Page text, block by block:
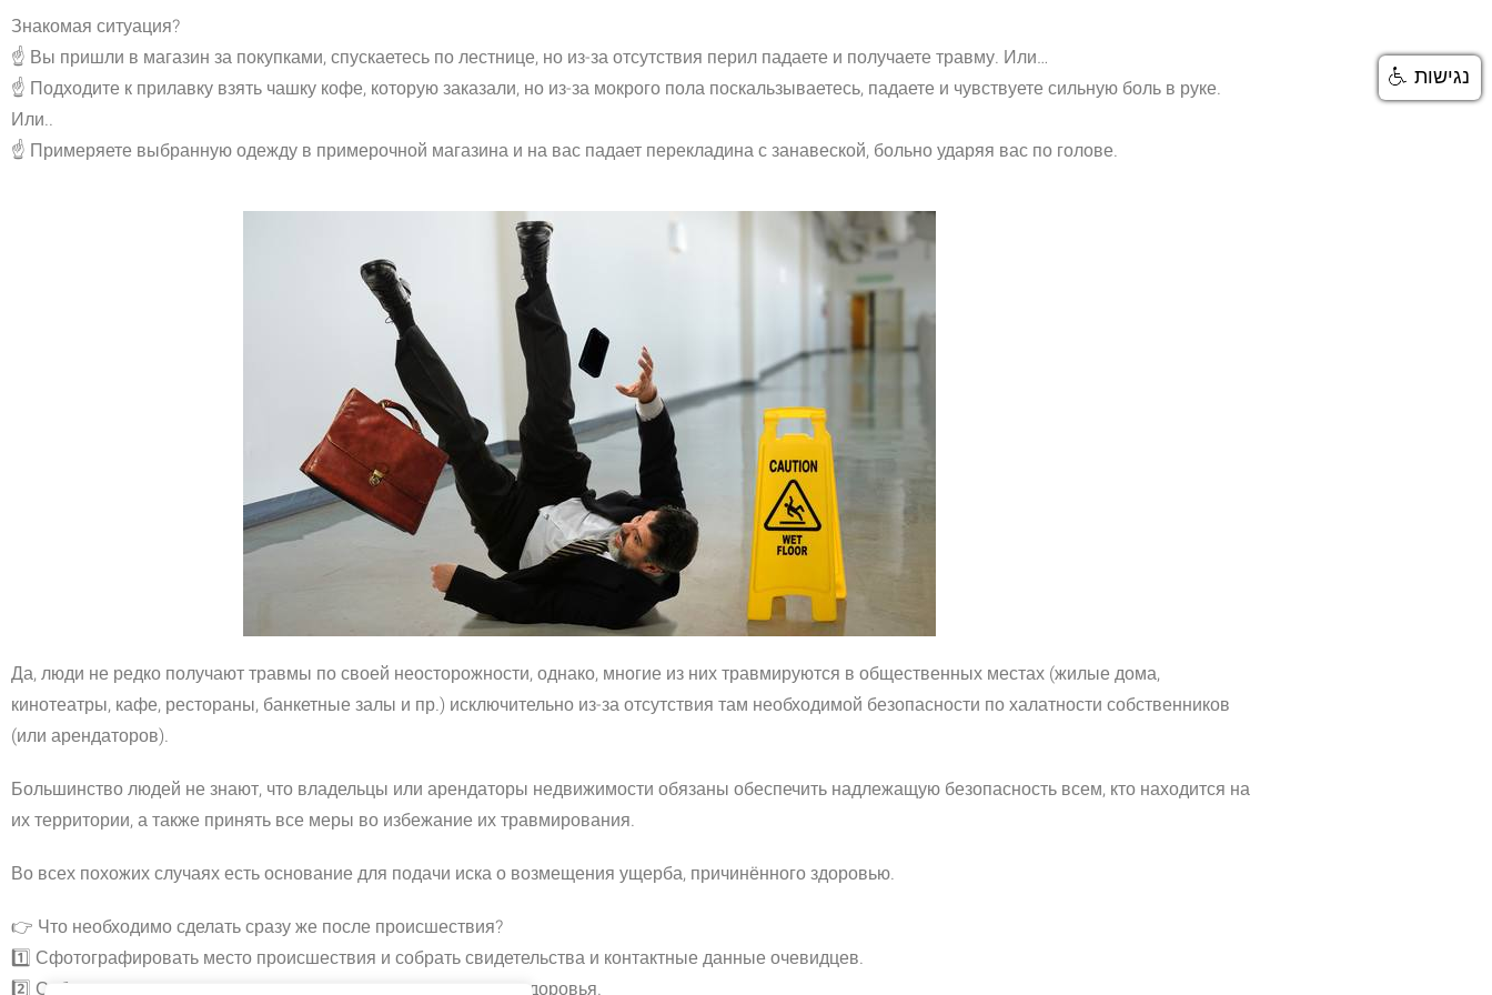
Знакомая ситуация?
☝ ️Вы пришли в магазин за покупками, спускаетесь по лестнице, но из-за отсутствия перил падаете и получаете травму. Или…
☝ ️Подходите к прилавку взять чашку кофе, которую заказали, но из-за мокрого пола поскальзываетесь, падаете и чувствуете сильную боль в руке.
Или..
☝ ️Примеряете выбранную одежду в примерочной магазина и на вас падает перекладина с занавеской, больно ударяя вас по голове.
Да, люди не редко получают травмы по своей неосторожности, однако, многие из них травмируются в общественных местах (жилые дома,
кинотеатры, кафе, рестораны, банкетные залы и пр.) исключительно из-за отсутствия там необходимой безопасности по халатности собственников
(или арендаторов).
Большинство людей не знают, что владельцы или арендаторы недвижимости обязаны обеспечить надлежащую безопасность всем, кто находится на
их территории, а также принять все меры во избежание их травмирования.
Во всех похожих случаях есть основание для подачи иска о возмещения ущерба, причинённого здоровью.
👉 Что необходимо сделать сразу же после происшествия?
1️⃣ Сфотографировать место происшествия и собрать свидетельства и контактные данные очевидцев.
2️⃣ Собрать все медицинские документы о состоянии вашего здоровья.
נגישות